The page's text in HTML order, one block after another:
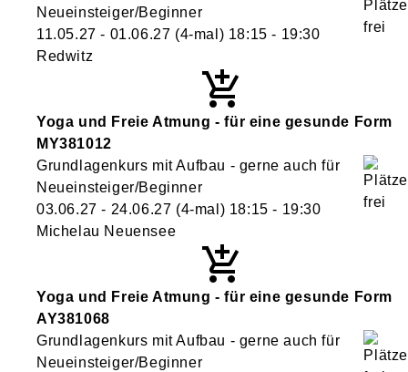
Neueinsteiger/Beginner
11.05.27 - 01.06.27 (4-mal) 18:15 - 19:30
Redwitz
Yoga und Freie Atmung - für eine gesunde Form
MY381012
Grundlagenkurs mit Aufbau - gerne auch für
Neueinsteiger/Beginner
03.06.27 - 24.06.27 (4-mal) 18:15 - 19:30
Michelau Neuensee
Yoga und Freie Atmung - für eine gesunde Form
AY381068
Grundlagenkurs mit Aufbau - gerne auch für
Neueinsteiger/Beginner